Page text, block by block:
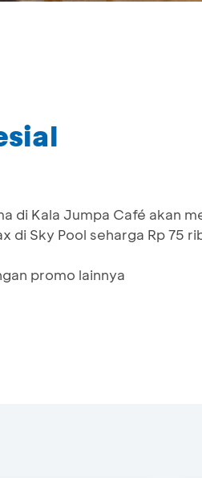
di Kala Jumpa Café akan
di Sky Pool seharga Rp 75
promo lainnya